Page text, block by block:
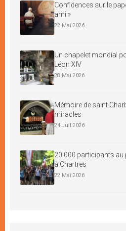
Confidences sur le
ami »
22 Mai 2026
Un chapelet mondial
Léon XIV
28 Mai 2026
Mémoire de saint
miracles
24 Juil 2026
20 000 participants au
à Chartres
22 Mai 2026